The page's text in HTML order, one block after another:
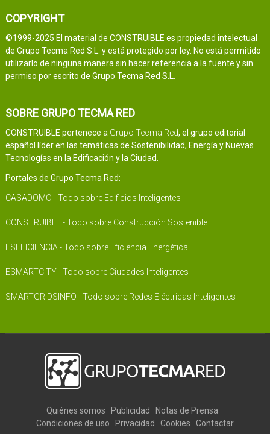
COPYRIGHT
©1999-2025 El material de CONSTRUIBLE es propiedad intelectual
de Grupo Tecma Red S.L. y está protegido por ley. No está permitido
utilizarlo de ninguna manera sin hacer referencia a la fuente y sin
permiso por escrito de Grupo Tecma Red S.L.
SOBRE GRUPO TECMA RED
CONSTRUIBLE pertenece a Grupo Tecma Red, el grupo editorial
español líder en las temáticas de Sostenibilidad, Energía y Nuevas
Tecnologías en la Edificación y la Ciudad.
Portales de Grupo Tecma Red:
CASADOMO - Todo sobre Edificios Inteligentes
CONSTRUIBLE - Todo sobre Construcción Sostenible
ESEFICIENCIA - Todo sobre Eficiencia Energética
ESMARTCITY - Todo sobre Ciudades Inteligentes
SMARTGRIDSINFO - Todo sobre Redes Eléctricas Inteligentes
Quiénes somos Publicidad
Notas de Prensa
Condiciones de uso
Privacidad Cookies Contactar